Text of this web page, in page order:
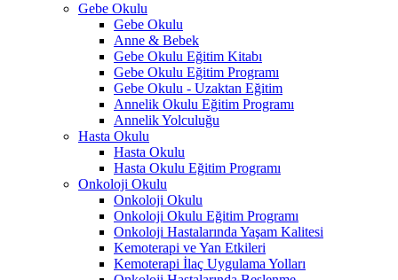
Gebe Okulu
Gebe Okulu
Anne & Bebek
Gebe Okulu Eğitim Kitabı
Gebe Okulu Eğitim Programı
Gebe Okulu - Uzaktan Eğitim
Annelik Okulu Eğitim Programı
Annelik Yolculuğu
Hasta Okulu
Hasta Okulu
Hasta Okulu Eğitim Programı
Onkoloji Okulu
Onkoloji Okulu
Onkoloji Okulu Eğitim Programı
Onkoloji Hastalarında Yaşam Kalitesi
Kemoterapi ve Yan Etkileri
Kemoterapi İlaç Uygulama Yolları